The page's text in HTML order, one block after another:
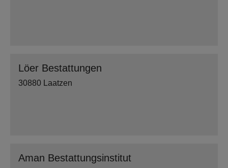
Löer Bestattungen
30880 Laatzen
Aman Bestattungsinstitut